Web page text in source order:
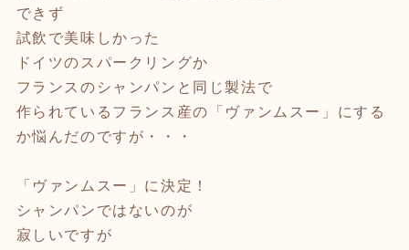
できず
試飲で美味しかった
ドイツのスパークリングか
フランスのシャンパンと同じ製法で
作られているフランス産の「ヴァンムスー」にする
か悩んだのですが・・・
「ヴァンムスー」に決定！
シャンパンではないのが
寂しいですが